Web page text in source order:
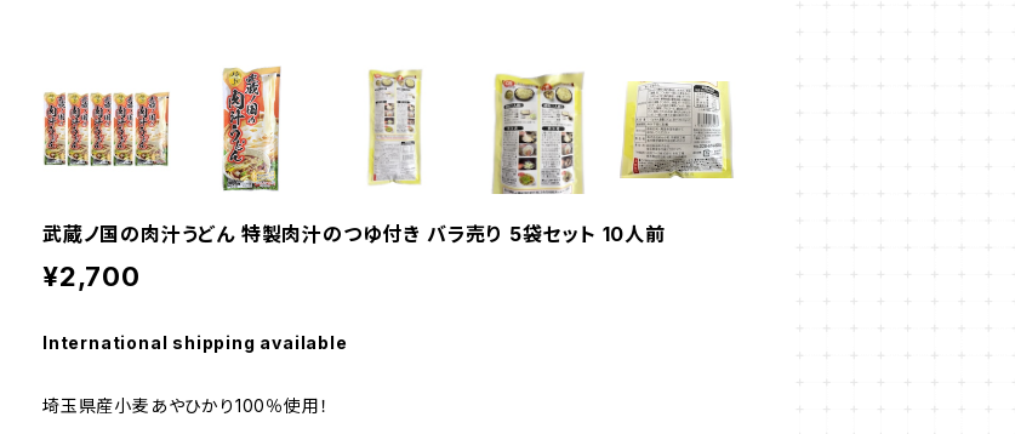
武蔵ノ国の肉汁うどん 特製肉汁のつゆ付き バラ売り 5袋セット 10人前
¥2,700
International shipping available
埼玉県産小麦あやひかり100％使用！